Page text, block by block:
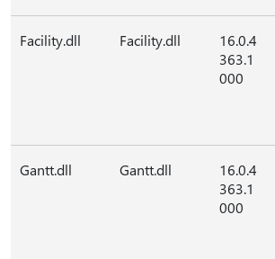
Facility.dll Facility.dll
16.0.4
363.1
000
Gantt.dll Gantt.dll
16.0.4
363.1
000